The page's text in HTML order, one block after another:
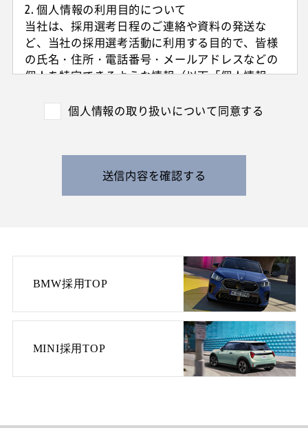
2. 個人情報の利用目的について
当社は、採用選考日程のご連絡や資料の発送な
ど、当社の採用選考活動に利用する目的で、皆様
の氏名・住所・電話番号・メールアドレスなどの
個人を特定できるような情報（以下「個人情報」
外国籍の方からは、日本国での就労可否の確認に
また、特定の業務に従事することが可能であるか
を判断する目的で、健康診断書や障害者手帳等の
す。
3. 個人情報の保管・管理について
収集した皆様の個人情報は、当社の責任のもとで
不適切な取り扱いが行われないよう厳重に管理い
たします。
また、当社の採用活動の終了に伴い、当社の責任
のもとで適切に廃棄・消去いたします。お預かり
個人情報の取り扱いについて同意する
送信内容を確認する
BMW採用TOP
MINI採用TOP